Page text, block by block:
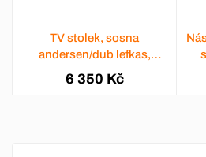
TV stolek, sosna
andersen/dub lefkas,
PROVANCE
6 350 Kč